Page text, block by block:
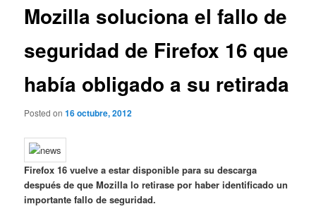
Mozilla soluciona el fallo de
seguridad de Firefox 16 que
había obligado a su retirada
Posted on16 octubre, 2012
Firefox 16 vuelve a estar disponible para su descarga
después de que Mozilla lo retirase por haber identificado un
importante fallo de seguridad.